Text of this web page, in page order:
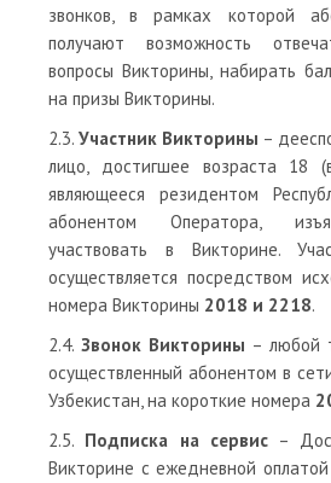
звонков, в рамках которой
получают возможность
вопросы Викторины, набирать
на призы Викторины.
2.3. Участник Викторины –
лицо, достигшее возраста 18
являющееся резидентом
абонентом Оператора,
участвовать в Викторине.
осуществляется посредством
номера Викторины 2018 и 2218.
2.4. Звонок Викторины – любой
осуществленный абонентом в
Узбекистан, на короткие номера
2.5. Подписка на сервис–
Викторине с ежедневной